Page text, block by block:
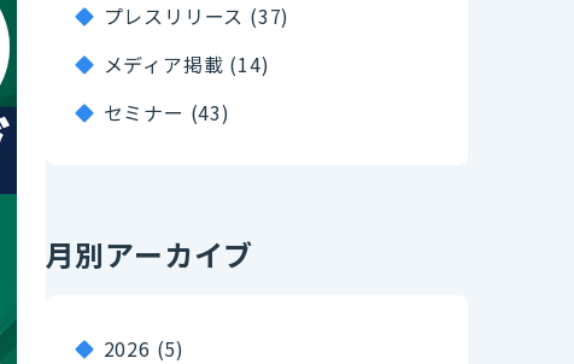
プレスリリース (37)
メディア掲載 (14)
セミナー (43)
月別アーカイブ
2026 (5)